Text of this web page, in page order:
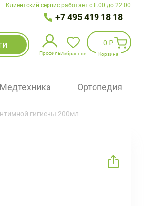
Клиентский сервис работает с 8.00 до 22.00
+7 495 419 18 18
(приборы)
ПрофильИзбранное
0 ₽
Корзина
Медтехника Ортопедия
гигиены 200мл